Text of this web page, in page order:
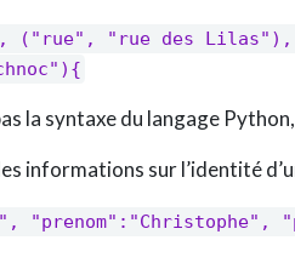
("rue", "rue des
la syntaxe du langage
informations sur l’identité
"prenom":"Christophe",